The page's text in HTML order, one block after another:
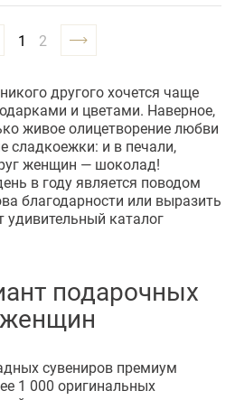
1 2
другого хочется чаще
и цветами. Наверное,
живое олицетворение любви
сладкоежки: и в печали,
женщин — шоколад!
в году является поводом
благодарности или выразить
каталог
подарочных
сувениров премиум
1 000 оригинальных